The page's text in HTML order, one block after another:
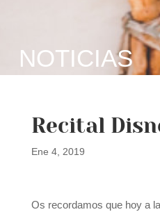
NOTICIAS
Recital
Ene 4, 2019
Os recordamos que hoy a